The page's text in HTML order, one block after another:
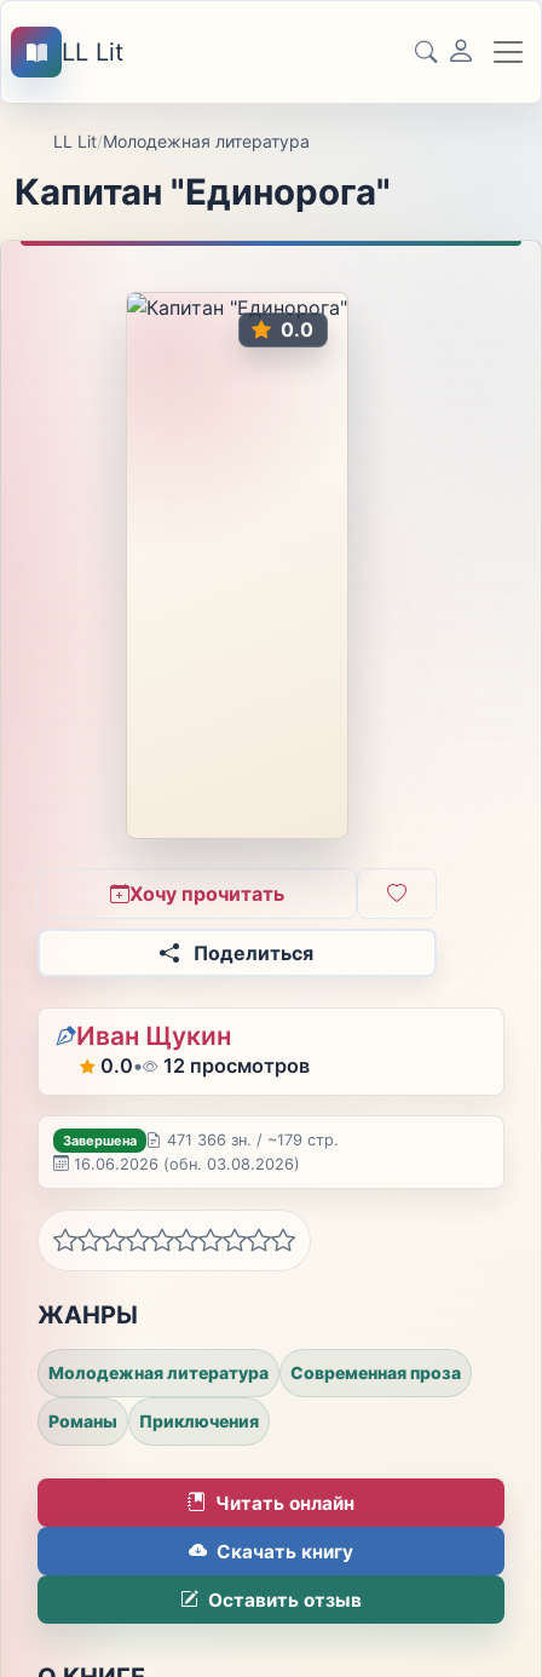
LL Lit
LL Lit/Молодежная литература
Капитан "Единорога"
0.0
Хочу прочитать
Поделиться
Иван Щукин
0.0• 12 просмотров
Завершена
471 366 зн. / ~179 стр.
16.06.2026 (обн. 03.08.2026)
ЖАНРЫ
Молодежная литература Современная проза
Романы Приключения
Читать онлайн
Скачать книгу
Оставить отзыв